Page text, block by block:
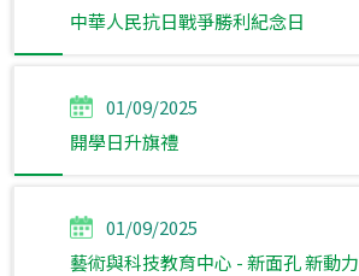
中華人民抗日戰爭勝利紀念日
01/09/2025
開學日升旗禮
01/09/2025
藝術與科技教育中心 - 新面孔 新動力